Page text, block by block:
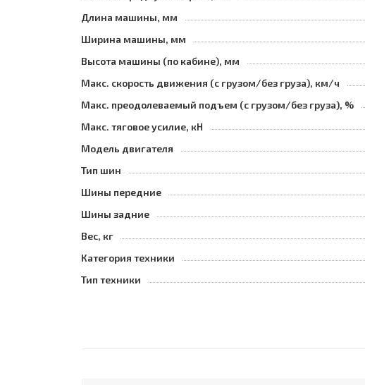
Длина машины, мм
Ширина машины, мм
Высота машины (по кабине), мм
Макс. скорость движения (с грузом/без груза), км/ч
Макс. преодолеваемый подъем (с грузом/без груза), %
Макс. тяговое усилие, кН
Модель двигателя
Тип шин
Шины передние
Шины задние
Вес, кг
Категория техники
Тип техники